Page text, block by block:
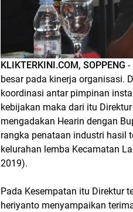
KLIKTERKINI.COM, SOPPENG -
besar pada kinerja organisasi.
koordinasi antar pimpinan
kebijakan maka dari itu
mengadakan Hearin dengan
rangka penataan industri hasil
kelurahan lemba Kecamatan
2019).
Pada Kesempatan itu Direktur
heriyanto menyampaikan